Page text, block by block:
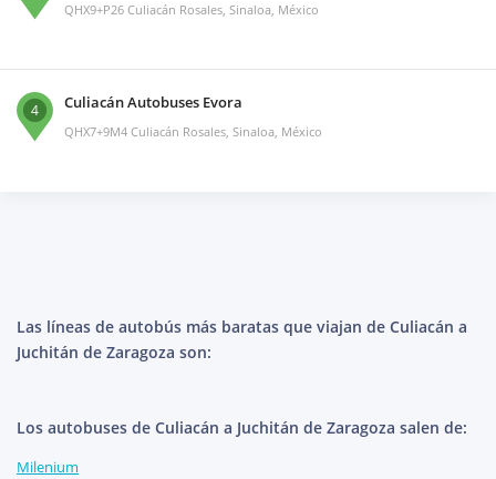
QHX9+P26 Culiacán Rosales, Sinaloa, México
4 Culiacán Autobuses Evora
QHX7+9M4 Culiacán Rosales, Sinaloa, México
Las líneas de autobús más baratas que viajan de Culiacán a
Juchitán de Zaragoza son:
Los autobuses de Culiacán a Juchitán de Zaragoza salen de:
Milenium